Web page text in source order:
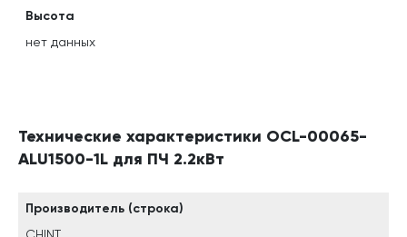
Высота
нет данных
Технические характеристики OCL-00065-
ALU1500-1L для ПЧ 2.2кВт
Производитель (строка)